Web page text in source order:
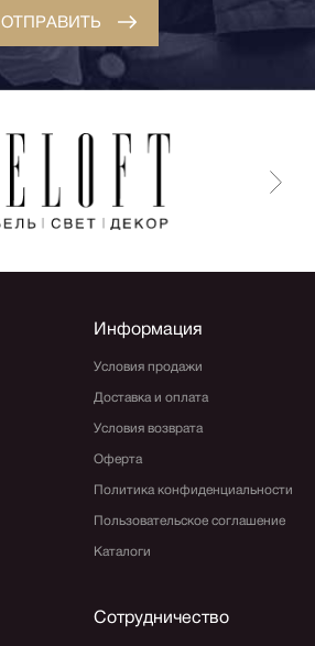
ОТПРАВИТЬ
Информация
Условия продажи
Доставка и оплата
Условия возврата
Оферта
Политика конфиденциальности
Пользовательское соглашение
Каталоги
Сотрудничество